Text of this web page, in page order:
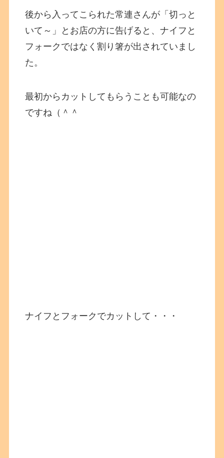
後から入ってこられた常連さんが「切っと
いて～」とお店の方に告げると、ナイフと
フォークではなく割り箸が出されていまし
た。
最初からカットしてもらうことも可能なの
ですね（＾＾
ナイフとフォークでカットして・・・